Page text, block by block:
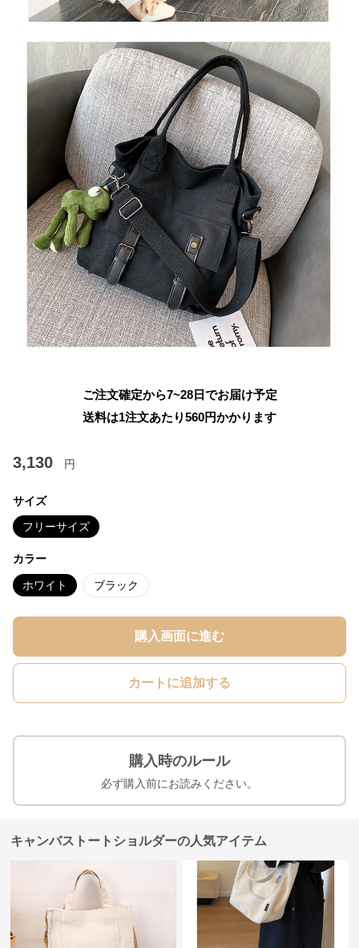
ご注文確定から7~28日でお届け予定
送料は1注文あたり560円かかります
3,130 円
サイズ
フリーサイズ
カラー
ホワイト ブラック
購入画面に進む
カートに追加する
購入時のルール
必ず購入前にお読みください。
キャンバストートショルダーの人気アイテム